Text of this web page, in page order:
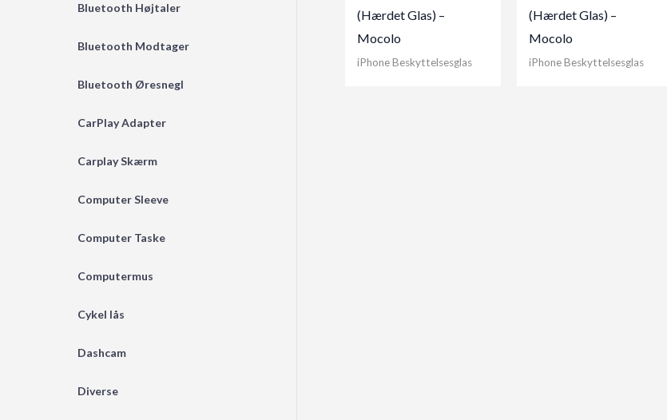
Bluetooth Højtaler
Bluetooth Modtager
Bluetooth Øresnegl
CarPlay Adapter
Carplay Skærm
Computer Sleeve
Computer Taske
Computermus
Cykel lås
Dashcam
Diverse
(Hærdet Glas) –
Mocolo
iPhone Beskyttelsesglas
(Hærdet Glas) –
Mocolo
iPhone Beskyttelsesglas